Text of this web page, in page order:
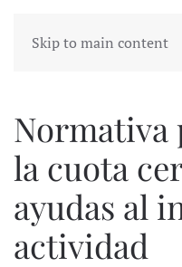
Skip to main content
Normativa
la cuota
ayudas al
actividad